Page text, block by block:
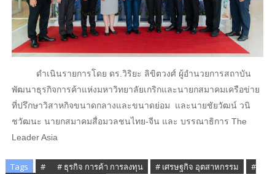
ดำเนินรายการโดย ดร.วิริยะ ลิขิตวงศ์ ผู้อำนวยการสถาบัน
พัฒนาธุรกิจการค้าแห่งมหาวิทยาลัยเกริกและนายกสมาคมเครือข่าย
ที่ปรึกษาวิสาหกิจขนาดกลางและขนาดย่อม และนายชัยวัฒน์ วนิ
ชวัฒนะ นายกสมาคมสื่อมวลชนไทย-จีน และ บรรณาธิการ The
Leader Asia
Tags # ​ # ธุรกิจ การค้า การลงทุน # เศรษฐกิจ อุตสาหกรรม
#